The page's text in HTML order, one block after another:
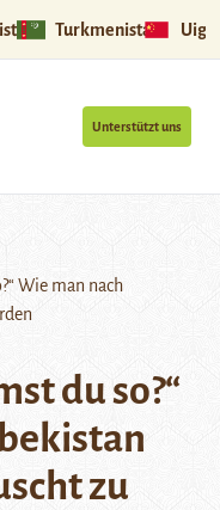
Turkmenistan
Unterstützt uns
Wie man nach
du so?“
zu